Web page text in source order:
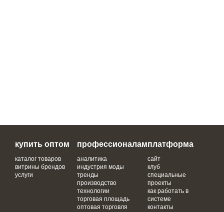
купить оптом
каталог товаров
витрины брендов
услуги
профессионалам
аналитика
индустрия моды
тренды
производство
технологии
торговая площадь
оптовая торговля
платформа
сайт
клуб
специальные
проекты
как работать в
системе
контакты